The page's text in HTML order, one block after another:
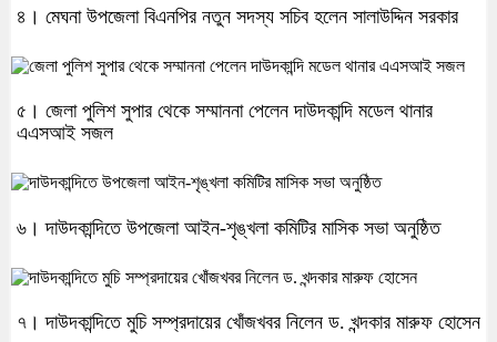
৪। মেঘনা উপজেলা বিএনপির নতুন সদস্য সচিব হলেন সালাউদ্দিন সরকার
৫। জেলা পুলিশ সুপার থেকে সম্মাননা পেলেন দাউদকান্দি মডেল থানার
এএসআই সজল
৬। দাউদকান্দিতে উপজেলা আইন-শৃঙ্খলা কমিটির মাসিক সভা অনুষ্ঠিত
৭। দাউদকান্দিতে মুচি সম্প্রদায়ের খোঁজখবর নিলেন ড. খন্দকার মারুফ হোসেন